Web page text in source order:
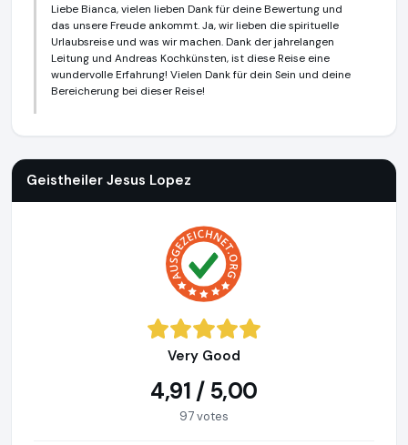
Liebe Bianca, vielen lieben Dank für deine Bewertung und
das unsere Freude ankommt. Ja, wir lieben die spirituelle
Urlaubsreise und was wir machen. Dank der jahrelangen
Leitung und Andreas Kochkünsten, ist diese Reise eine
wundervolle Erfahrung! Vielen Dank für dein Sein und deine
Bereicherung bei dieser Reise!
Geistheiler Jesus Lopez
Very Good
4,91 / 5,00
97 votes